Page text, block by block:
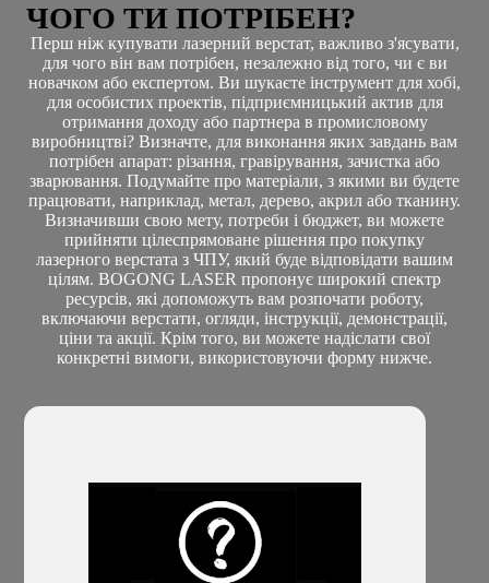
ЧОГО ТИ ПОТРІБЕН?
Перш ніж купувати лазерний верстат, важливо з'ясувати,
для чого він вам потрібен, незалежно від того, чи є ви
новачком або експертом. Ви шукаєте інструмент для хобі,
для особистих проектів, підприємницький актив для
отримання доходу або партнера в промисловому
виробництві? Визначте, для виконання яких завдань вам
потрібен апарат: різання, гравірування, зачистка або
зварювання. Подумайте про матеріали, з якими ви будете
працювати, наприклад, метал, дерево, акрил або тканину.
Визначивши свою мету, потреби і бюджет, ви можете
прийняти цілеспрямоване рішення про покупку
лазерного верстата з ЧПУ, який буде відповідати вашим
цілям. BOGONG LASER пропонує широкий спектр
ресурсів, які допоможуть вам розпочати роботу,
включаючи верстати, огляди, інструкції, демонстрації,
ціни та акції. Крім того, ви можете надіслати свої
конкретні вимоги, використовуючи форму нижче.